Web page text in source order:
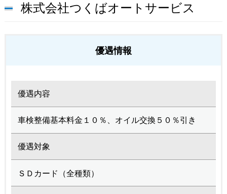
株式会社つくばオートサービス
優遇情報
優遇内容
車検整備基本料金１０％、オイル交換５０％引き
優遇対象
ＳＤカード（全種類）